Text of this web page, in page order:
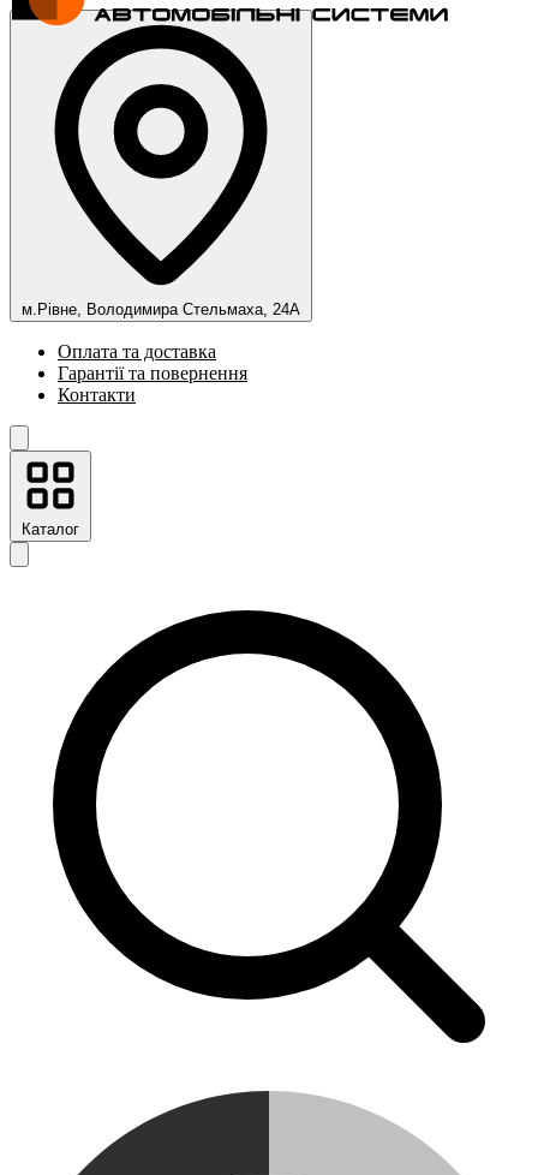
м.Рівне, Володимира Стельмаха, 24А
Оплата та доставка
Гарантії та повернення
Контакти
Каталог